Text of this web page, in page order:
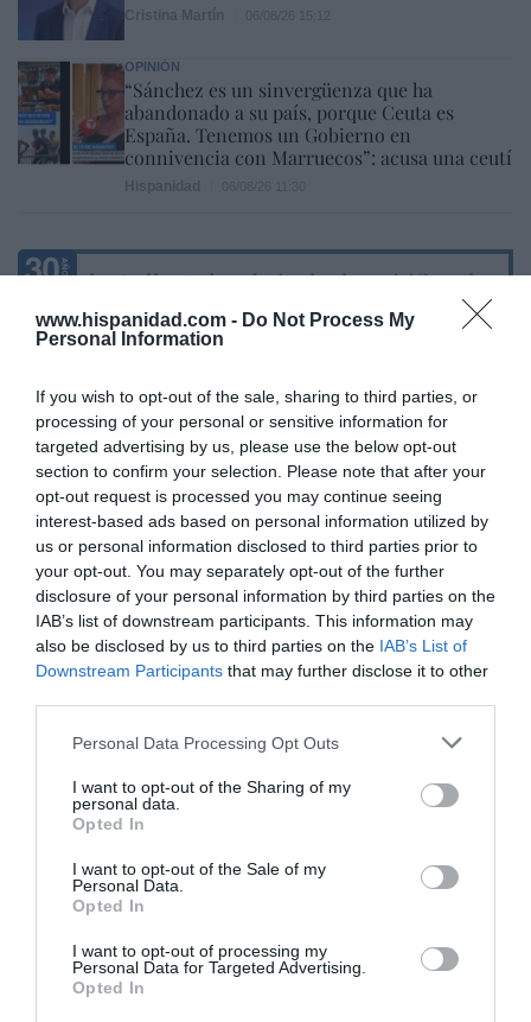
www.hispanidad.com - Do Not Process My
Personal Information
If you wish to opt-out of the sale, sharing to third parties, or
processing of your personal or sensitive information for
targeted advertising by us, please use the below opt-out
section to confirm your selection. Please note that after your
opt-out request is processed you may continue seeing
interest-based ads based on personal information utilized by
us or personal information disclosed to third parties prior to
your opt-out. You may separately opt-out of the further
disclosure of your personal information by third parties on the
IAB’s list of downstream participants. This information may
also be disclosed by us to third parties on the IAB’s List of
Downstream Participants that may further disclose it to other
Personal Data Processing Opt Outs
I want to opt-out of the Sharing of my
personal data.
Opted In
I want to opt-out of the Sale of my
Personal Data.
Opted In
I want to opt-out of processing my
Personal Data for Targeted Advertising.
Opted In
OPINIÓN
“Sánchez es un sinvergüenza que ha
abandonado a su país, porque Ceuta es
España. Tenemos un Gobierno en
connivencia con Marruecos”: acusa una ceutí
Marcelo Gullo: “El trabajo de desmitificar la
historia, de poner la verdadera, de
desmontar la falsificación, es un trabajo
por Hispanidad
Artículos anteriores
DIARIO DE LA CORRUPCIÓN SANCHISTA
Diario de la corrupción sanchista. La
Audiencia Nacional prorroga seis meses la
investigación del caso Koldo, ante el
ingente material incautado por la UCO
por Redacción
Opinión
Enormes minucias
por Eulogio López